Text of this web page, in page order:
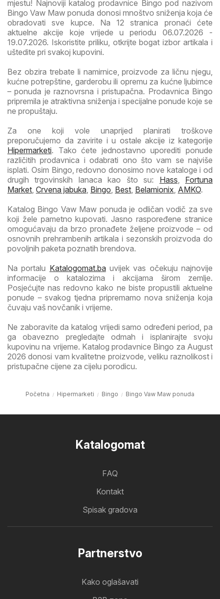
mjestu! Najnoviji katalog prodavnice Bingo pod nazivom
Bingo Vaw Maw ponuda donosi mnoštvo sniženja koja će
obradovati sve kupce. Na 12 stranica pronaći ćete
aktuelne akcije koje vrijede u periodu 06.07.2026 -
19.07.2026. Iskoristite priliku, otkrijte bogat izbor artikala i
uštedite pri svakoj kupovini.
Bez obzira trebate li namirnice, proizvode za ličnu njegu,
kućne potrepštine, garderobu ili opremu za kućne ljubimce
– ponuda je raznovrsna i pristupačna. Prodavnica Bingo
pripremila je atraktivna sniženja i specijalne ponude koje se
ne propuštaju.
Za one koji vole unaprijed planirati troškove
preporučujemo da zavirite i u ostale akcije iz kategorije
Hipermarketi. Tako ćete jednostavno uporediti ponude
različitih prodavnica i odabrati ono što vam se najviše
isplati. Osim Bingo, redovno donosimo nove kataloge i od
drugih trgovinskih lanaca kao što su: Hass, Fortuna
Market, Crvena jabuka, Bingo, Best, Belamionix, AMKO.
Katalog Bingo Vaw Maw ponuda je odličan vodič za sve
koji žele pametno kupovati. Jasno raspoređene stranice
omogućavaju da brzo pronađete željene proizvode – od
osnovnih prehrambenih artikala i sezonskih proizvoda do
povoljnih paketa poznatih brendova.
Na portalu Katalogomat.bauvijek vas očekuju najnovije
informacije o katalozima i akcijama širom zemlje.
Posjećujte nas redovno kako ne biste propustili aktuelne
ponude – svakog tjedna pripremamo nova sniženja koja
čuvaju vaš novčanik i vrijeme.
Ne zaboravite da katalog vrijedi samo određeni period, pa
ga obavezno pregledajte odmah i isplanirajte svoju
kupovinu na vrijeme. Katalog prodavnice Bingo za August
2026 donosi vam kvalitetne proizvode, veliku raznolikost i
pristupačne cijene za cijelu porodicu.
Početna Hipermarketi Bingo Bingo Vaw Maw ponuda
Katalogomat
FAQ
Kontakt
Spisak gradova
Partnerstvo
Kako oglašavati